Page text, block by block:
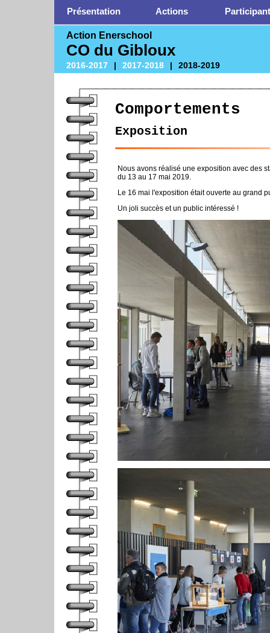
Présentation Actions
Action Enerschool
CO du Gibloux
2016-2017 | 2017-2018 | 2018-2019
Comportements
Exposition
Nous avons réalisé une exposition avec des
du 13 au 17 mai 2019.
Le 16 mai l'exposition était ouverte au grand
Un joli succès et un public intéressé !